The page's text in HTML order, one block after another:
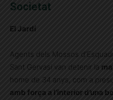
Societat
El Jardí
Agents dels Mossos
Sant Gervasi van detenir la
home de 34 anys, com a
amb força a l’interior d’una